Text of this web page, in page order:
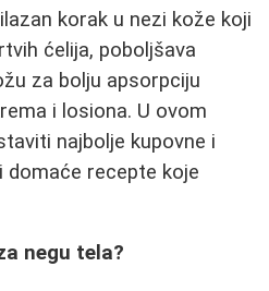
korak u nezi kože koji
ćelija, poboljšava
za bolju apsorpciju
i losiona. U ovom
najbolje kupovne i
domaće recepte koje
negu tela?